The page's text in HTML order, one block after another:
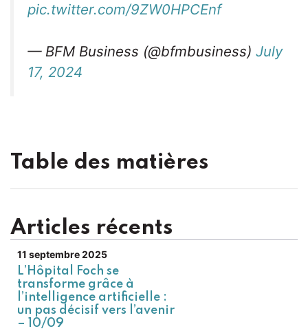
pic.twitter.com/9ZW0HPCEnf
— BFM Business (@bfmbusiness) July
17, 2024
Table des matières
Articles récents
11 septembre 2025
L’Hôpital Foch se
transforme grâce à
l’intelligence artificielle :
un pas décisif vers l’avenir
– 10/09